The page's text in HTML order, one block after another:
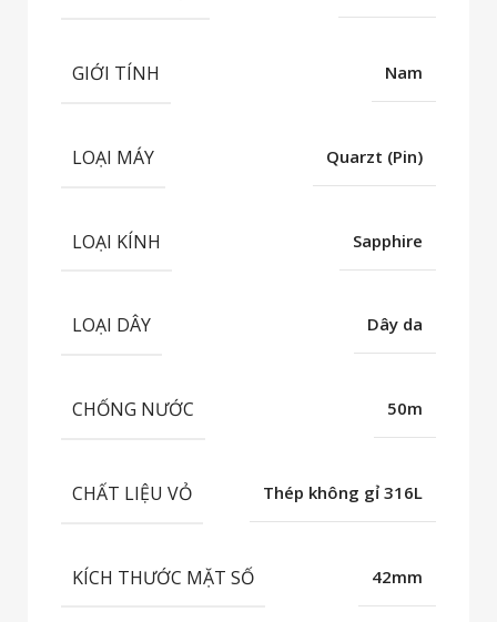
GIỚI TÍNH Nam
LOẠI MÁY Quarzt (Pin)
LOẠI KÍNH Sapphire
LOẠI DÂY Dây da
CHỐNG NƯỚC 50m
CHẤT LIỆU VỎ Thép không gỉ 316L
KÍCH THƯỚC MẶT SỐ 42mm